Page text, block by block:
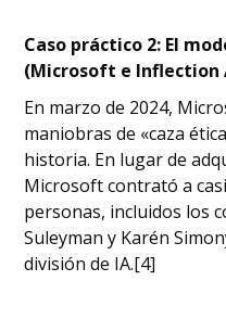
Caso práctico 2: El
(Microsoft e Inflection
En marzo de 2024,
maniobras de «caza
historia. En lugar de
Microsoft contrató a
personas, incluidos los
Suleyman y Karén
división de IA.[4]